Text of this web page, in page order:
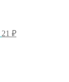
Первоначальная
21 ₽Текущая